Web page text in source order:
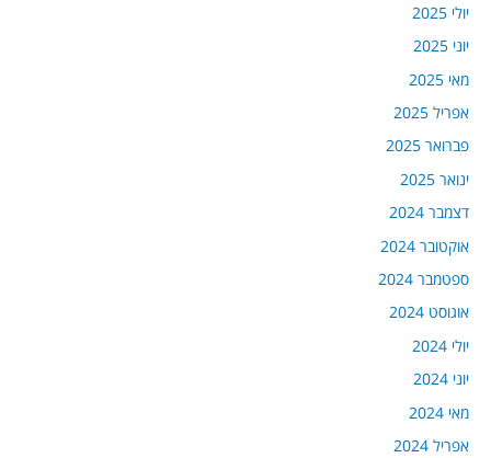
יולי 2025
יוני 2025
מאי 2025
אפריל 2025
פברואר 2025
ינואר 2025
דצמבר 2024
אוקטובר 2024
ספטמבר 2024
אוגוסט 2024
יולי 2024
יוני 2024
מאי 2024
אפריל 2024